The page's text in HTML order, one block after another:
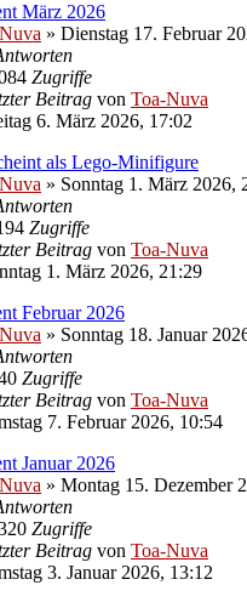
März 2026
» Dienstag 17. Februar
Zugriffe
Beitrag von Toa-Nuva
6. März 2026, 17:02
als Lego-Minifigure
» Sonntag 1. März 2026,
Zugriffe
Beitrag von Toa-Nuva
1. März 2026, 21:29
Februar 2026
» Sonntag 18. Januar
Zugriffe
Beitrag von Toa-Nuva
7. Februar 2026, 10:54
Januar 2026
» Montag 15. Dezember
Zugriffe
Beitrag von Toa-Nuva
3. Januar 2026, 13:12